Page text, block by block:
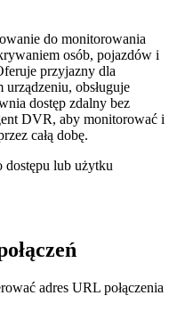
do monitorowania
osób, pojazdów i
przyjazny dla
obsługuje
dostęp zdalny bez
DVR, aby monitorować i
całą dobę.
dostępu lub użytku
adres URL połączenia